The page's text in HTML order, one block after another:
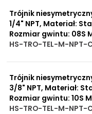
Trójnik
1/4" NPT, Materiał:
Rozmiar gwintu: 08S
HS-TRO-TEL-M-NPT-
Trójnik
3/8" NPT, Materiał:
Rozmiar gwintu: 10S
HS-TRO-TEL-M-NPT-